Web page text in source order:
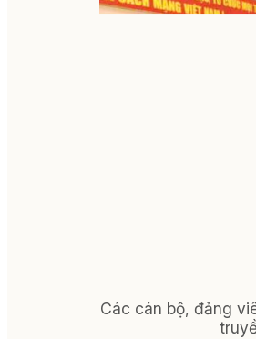
Các cán bộ, đảng